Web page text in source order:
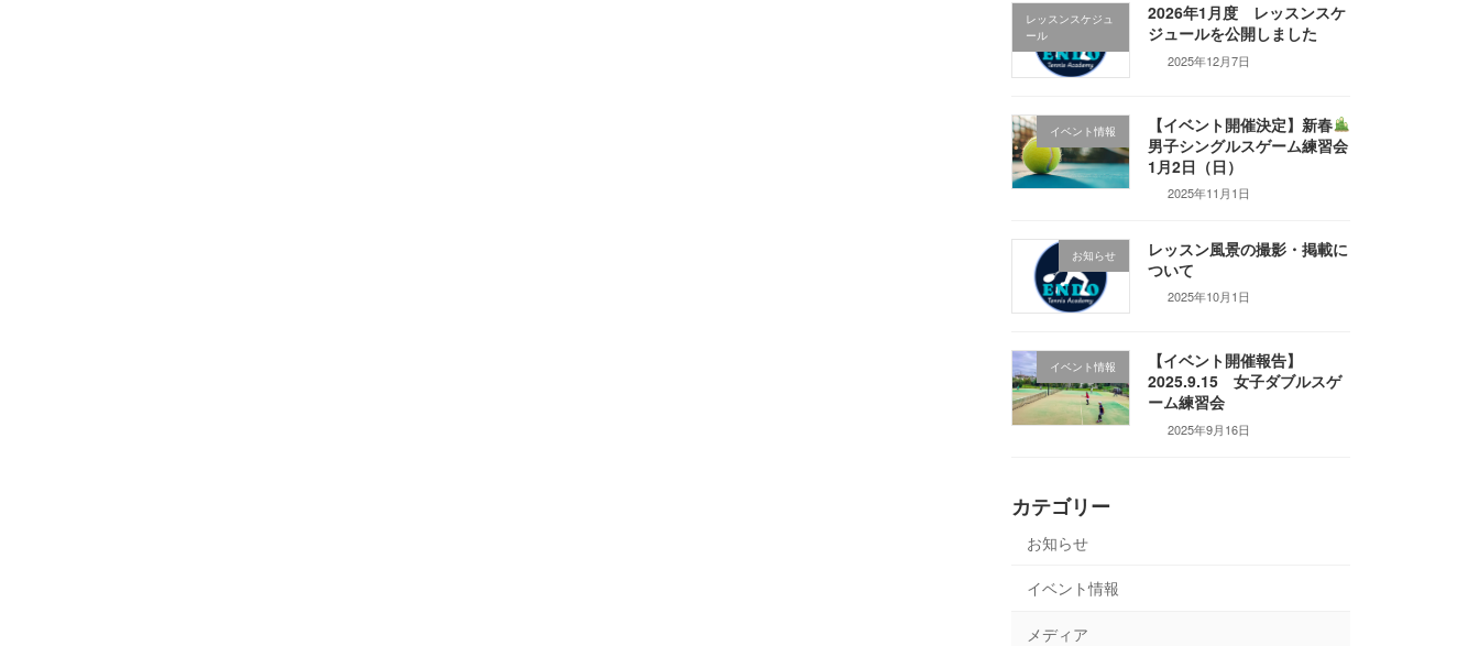
レッスンスケジュ
ール
2026年1月度 レッスンスケ
ジュールを公開しました
2025年12月7日
イベント情報
【イベント開催決定】新春
男子シングルスゲーム練習会
1月2日（日）
2025年11月1日
お知らせ
レッスン風景の撮影・掲載に
ついて
2025年10月1日
イベント情報
【イベント開催報告】
2025.9.15 女子ダブルスゲ
ーム練習会
2025年9月16日
カテゴリー
お知らせ
イベント情報
メディア